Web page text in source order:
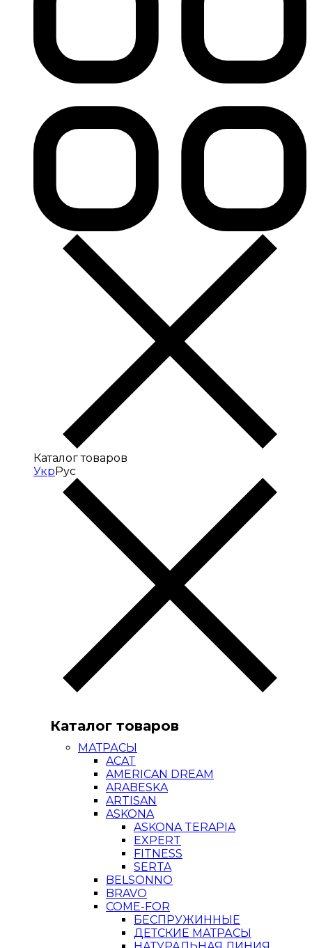
Каталог товаров
УкрРус
Каталог товаров
МАТРАСЫ
ACAT
AMERICAN DREAM
ARABESKA
ARTISAN
ASKONA
ASKONA TERAPIA
EXPERT
FITNESS
SERTA
BELSONNO
BRAVO
COME-FOR
БЕСПРУЖИННЫЕ
ДЕТСКИЕ МАТРАСЫ